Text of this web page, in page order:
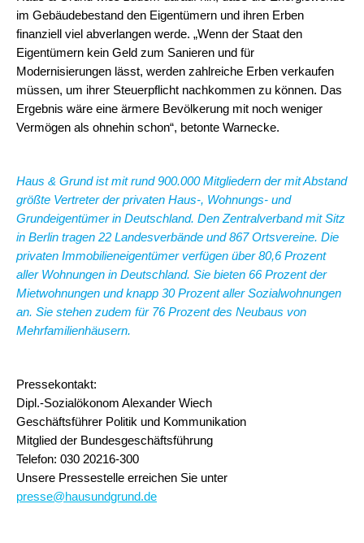
im Gebäudebestand den Eigentümern und ihren Erben
finanziell viel abverlangen werde. „Wenn der Staat den
Eigentümern kein Geld zum Sanieren und für
Modernisierungen lässt, werden zahlreiche Erben verkaufen
müssen, um ihrer Steuerpflicht nachkommen zu können. Das
Ergebnis wäre eine ärmere Bevölkerung mit noch weniger
Vermögen als ohnehin schon“, betonte Warnecke.
Haus & Grund ist mit rund 900.000 Mitgliedern der mit Abstand
größte Vertreter der privaten Haus-, Wohnungs- und
Grundeigentümer in Deutschland. Den Zentralverband mit Sitz
in Berlin tragen 22 Landesverbände und 867 Ortsvereine. Die
privaten Immobilieneigentümer verfügen über 80,6 Prozent
aller Wohnungen in Deutschland. Sie bieten 66 Prozent der
Mietwohnungen und knapp 30 Prozent aller Sozialwohnungen
an. Sie stehen zudem für 76 Prozent des Neubaus von
Mehrfamilienhäusern.
Pressekontakt:
Dipl.-Sozialökonom Alexander Wiech
Geschäftsführer Politik und Kommunikation
Mitglied der Bundesgeschäftsführung
Telefon: 030 20216-300
Unsere Pressestelle erreichen Sie unter
presse@hausundgrund.de